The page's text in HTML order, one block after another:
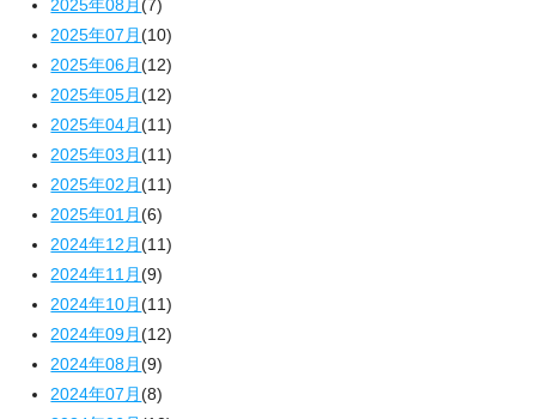
2025年08月(7)
2025年07月(10)
2025年06月(12)
2025年05月(12)
2025年04月(11)
2025年03月(11)
2025年02月(11)
2025年01月(6)
2024年12月(11)
2024年11月(9)
2024年10月(11)
2024年09月(12)
2024年08月(9)
2024年07月(8)